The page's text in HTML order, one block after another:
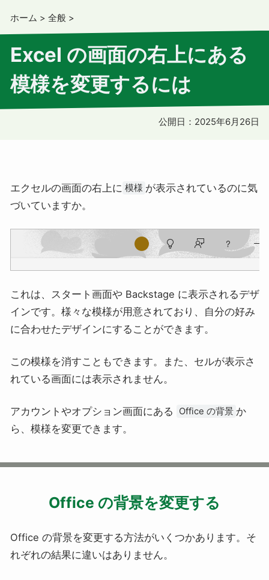
ホーム > 全般 >
Excel の画面の右上にある
模様を変更するには
公開日： 2025年6月26日
エクセルの画面の右上に 模様 が表示されているのに気
づいていますか。
これは、スタート画面や Backstage に表示されるデザ
インです。様々な模様が用意されており、自分の好み
に合わせたデザインにすることができます。
この模様を消すこともできます。また、セルが表示さ
れている画面には表示されません。
アカウントやオプション画面にある Office の背景 か
ら、模様を変更できます。
Office の背景を変更する
Office の背景を変更する方法がいくつかあります。そ
れぞれの結果に違いはありません。